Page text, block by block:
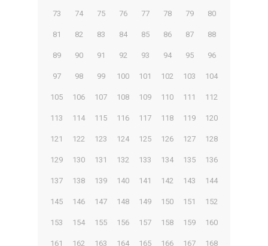
73 74 75 76 77 78 79 80
81 82 83 84 85 86 87 88
89 90 91 92 93 94 95 96
97 98 99 100 101 102 103 104
105 106 107 108 109 110 111 112
113 114 115 116 117 118 119 120
121 122 123 124 125 126 127 128
129 130 131 132 133 134 135 136
137 138 139 140 141 142 143 144
145 146 147 148 149 150 151 152
153 154 155 156 157 158 159 160
161 162 163 164 165 166 167 168